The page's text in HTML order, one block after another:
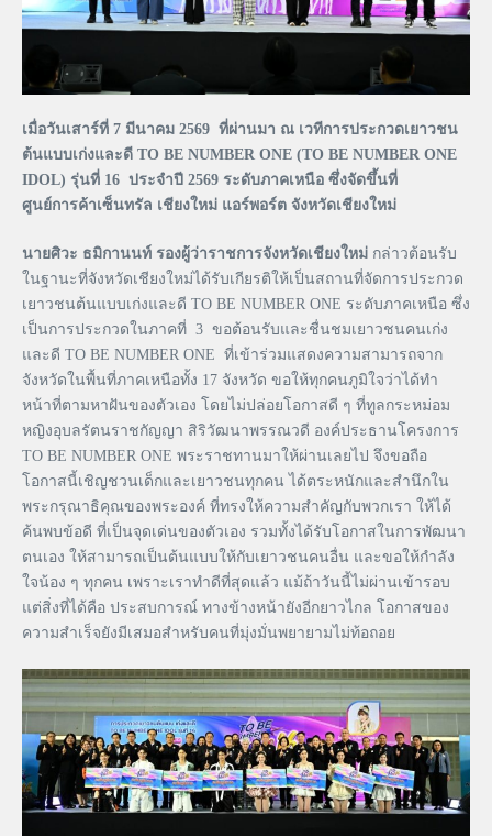
เมื่อวันเสาร์ที่ 7 มีนาคม 2569 ที่ผ่านมา ณ เวทีการประกวดเยาวชน
ต้นแบบเก่งและดี TO BE NUMBER ONE (TO BE NUMBER ONE
IDOL) รุ่นที่ 16 ประจำปี 2569 ระดับภาคเหนือ ซึ่งจัดขึ้นที่
ศูนย์การค้าเซ็นทรัล เชียงใหม่ แอร์พอร์ต จังหวัดเชียงใหม่
นายศิวะ ธมิกานนท์ รองผู้ว่าราชการจังหวัดเชียงใหม่ กล่าวต้อนรับ
ในฐานะที่จังหวัดเชียงใหม่ได้รับเกียรติให้เป็นสถานที่จัดการประกวด
เยาวชนต้นแบบเก่งและดี TO BE NUMBER ONE ระดับภาคเหนือ ซึ่ง
เป็นการประกวดในภาคที่ 3 ขอต้อนรับและชื่นชมเยาวชนคนเก่ง
และดี TO BE NUMBER ONE ที่เข้าร่วมแสดงความสามารถจาก
จังหวัดในพื้นที่ภาคเหนือทั้ง 17 จังหวัด ขอให้ทุกคนภูมิใจว่าได้ทำ
หน้าที่ตามหาฝันของตัวเอง โดยไม่ปล่อยโอกาสดี ๆ ที่ทูลกระหม่อม
หญิงอุบลรัตนราชกัญญา สิริวัฒนาพรรณวดี องค์ประธานโครงการ
TO BE NUMBER ONE พระราชทานมาให้ผ่านเลยไป จึงขอถือ
โอกาสนี้เชิญชวนเด็กและเยาวชนทุกคน ได้ตระหนักและสำนึกใน
พระกรุณาธิคุณของพระองค์ ที่ทรงให้ความสำคัญกับพวกเรา ให้ได้
ค้นพบข้อดี ที่เป็นจุดเด่นของตัวเอง รวมทั้งได้รับโอกาสในการพัฒนา
ตนเอง ให้สามารถเป็นต้นแบบให้กับเยาวชนคนอื่น และขอให้กำลัง
ใจน้อง ๆ ทุกคน เพราะเราทำดีที่สุดแล้ว แม้ถ้าวันนี้ไม่ผ่านเข้ารอบ
แต่สิ่งที่ได้คือ ประสบการณ์ ทางข้างหน้ายังอีกยาวไกล โอกาสของ
ความสำเร็จยังมีเสมอสำหรับคนที่มุ่งมั่นพยายามไม่ท้อถอย